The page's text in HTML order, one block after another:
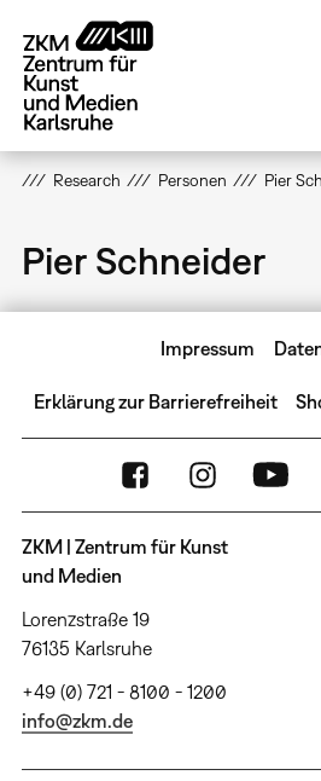
zum
Inhalt
Research Personen Pier
Pier Schneider
Impressum
Erklärung zur Barrierefreiheit
ZKM | Zentrum für Kunst
und Medien
Lorenzstraße 19
76135 Karlsruhe
+49 (0) 721 - 8100 - 1200
info@zkm.de